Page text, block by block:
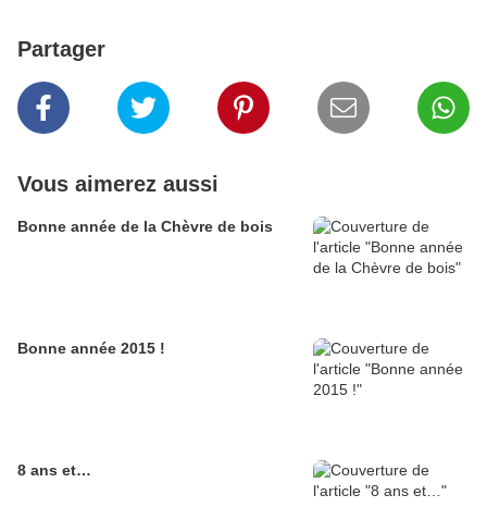
Partager
Vous aimerez aussi
Bonne année de la Chèvre de bois
Bonne année 2015 !
8 ans et…